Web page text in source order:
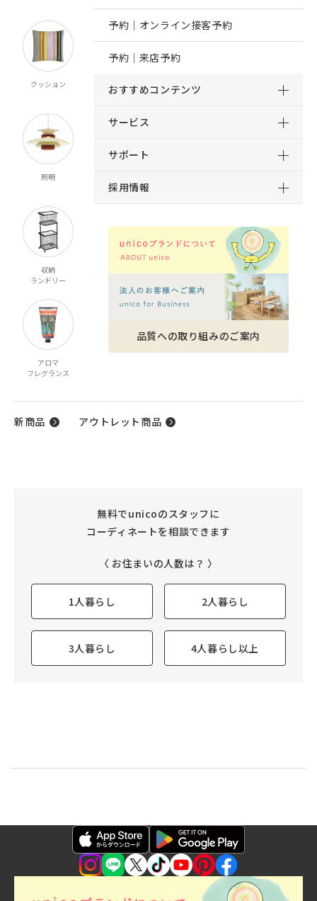
予約｜オンライン接客予約
予約｜来店予約
おすすめコンテンツ
サービス
サポート
採用情報
品質への取り組みのご案内
クッション
ブランケット
スロー
マット ルームシューズ
照明
収納
ランドリー
ファッション雑貨
アロマ
フレグランス
新商品 アウトレット商品
無料でunicoのスタッフに
コーディネートを相談できます
〈 お住まいの人数は？ 〉
1人暮らし 2人暮らし
3人暮らし 4人暮らし以上